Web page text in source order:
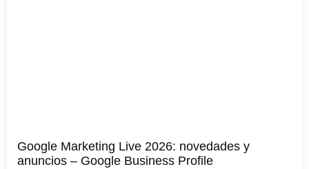
Google Marketing Live 2026: novedades y
anuncios – Google Business Profile